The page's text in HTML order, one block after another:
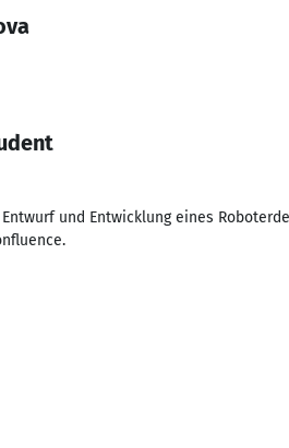
und Entwicklung eines